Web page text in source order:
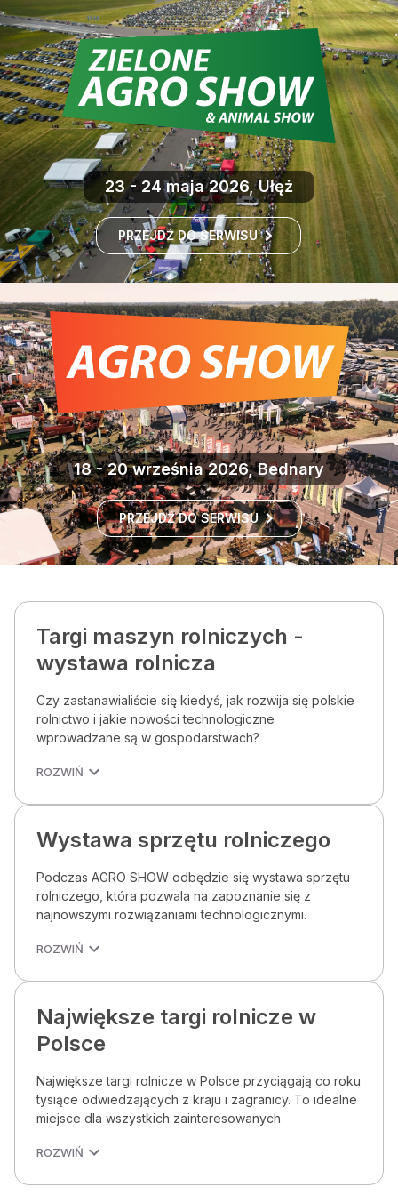
23 - 24 maja 2026, Ułęż
PRZEJDŹ DO SERWISU
18 - 20 września 2026, Bednary
PRZEJDŹ DO SERWISU
Targi maszyn rolniczych -
wystawa rolnicza
Czy zastanawialiście się kiedyś, jak rozwija się polskie
rolnictwo i jakie nowości technologiczne
wprowadzane są w gospodarstwach?
ROZWIŃ
Wystawa sprzętu rolniczego
Podczas AGRO SHOW odbędzie się wystawa sprzętu
rolniczego, która pozwala na zapoznanie się z
najnowszymi rozwiązaniami technologicznymi.
ROZWIŃ
Największe targi rolnicze w
Polsce
Największe targi rolnicze w Polsce przyciągają co roku
tysiące odwiedzających z kraju i zagranicy. To idealne
miejsce dla wszystkich zainteresowanych
ROZWIŃ